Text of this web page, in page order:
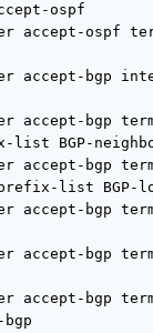
сессии падают
интерфейс
arp на пирах, но
странное с
>
>